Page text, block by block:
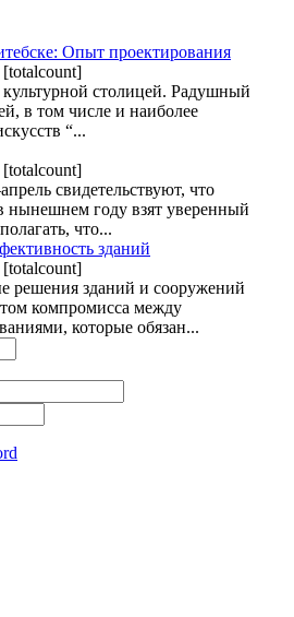
Опыт проектирования
столицей. Радушный
в том числе и наиболее
“...
свидетельствуют, что
нынешнем году взят уверенный
что...
зданий
решения зданий и сооружений
компромисса между
которые обязан...